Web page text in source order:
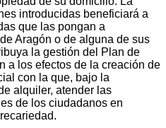
introducidas beneficiará a
que las pongan a
Aragón o de alguna de sus
la gestión del Plan de
a los efectos de la creación de
con la que, bajo la
alquiler, atender las
de los ciudadanos en